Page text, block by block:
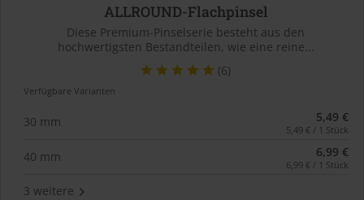
ALLROUND-Flachpinsel
Diese Premium-Pinselserie besteht aus den
hochwertigsten Bestandteilen, wie eine reine...
(6)
Verfügbare Varianten
30 mm 5,49 €
5,49 € / 1 Stück
40 mm 6,99 €
6,99 € / 1 Stück
3 weitere